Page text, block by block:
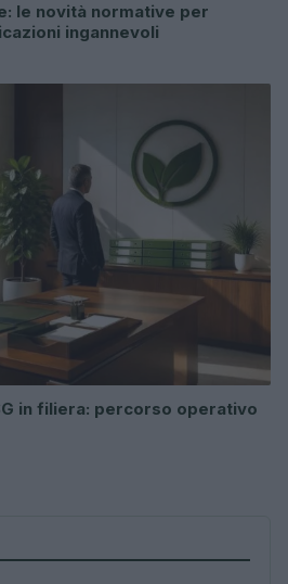
le novità normative per
ingannevoli
in filiera: percorso operativo